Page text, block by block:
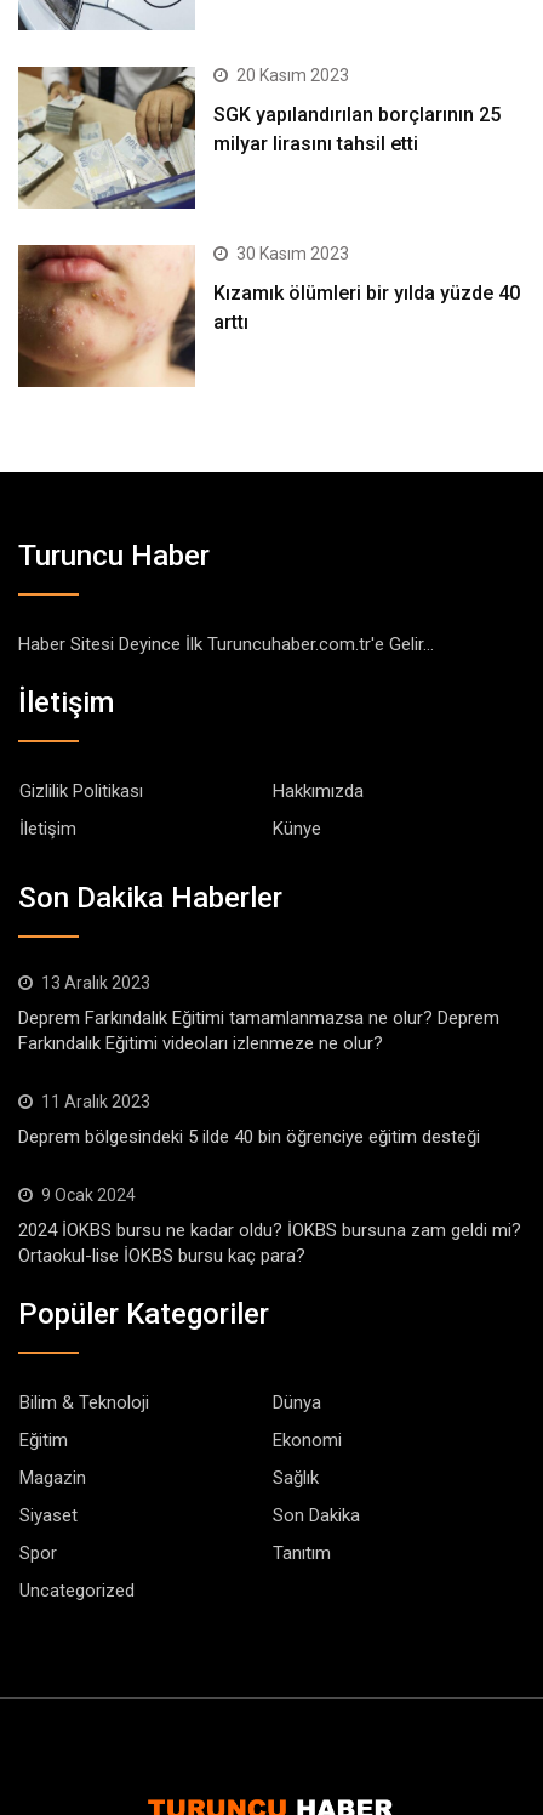
20 Kasım 2023
SGK yapılandırılan borçlarının 25
milyar lirasını tahsil etti
30 Kasım 2023
Kızamık ölümleri bir yılda yüzde 40
arttı
Turuncu Haber
Haber Sitesi Deyince İlk Turuncuhaber.com.tr'e Gelir...
İletişim
Gizlilik Politikası
Hakkımızda
İletişim
Künye
Son Dakika Haberler
13 Aralık 2023
Deprem Farkındalık Eğitimi tamamlanmazsa ne olur? Deprem
Farkındalık Eğitimi videoları izlenmeze ne olur?
11 Aralık 2023
Deprem bölgesindeki 5 ilde 40 bin öğrenciye eğitim desteği
9 Ocak 2024
2024 İOKBS bursu ne kadar oldu? İOKBS bursuna zam geldi mi?
Ortaokul-lise İOKBS bursu kaç para?
Popüler Kategoriler
Bilim & Teknoloji
Dünya
Eğitim
Ekonomi
Magazin
Sağlık
Siyaset
Son Dakika
Spor
Tanıtım
Uncategorized